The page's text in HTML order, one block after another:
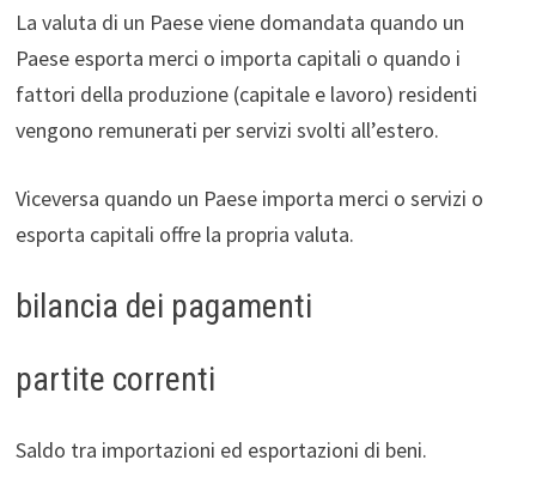
La valuta di un Paese viene domandata quando un
Paese esporta merci o importa capitali o quando i
fattori della produzione (capitale e lavoro) residenti
vengono remunerati per servizi svolti all’estero.
Viceversa quando un Paese importa merci o servizi o
esporta capitali offre la propria valuta.
bilancia dei pagamenti
partite correnti
Saldo tra importazioni ed esportazioni di beni.